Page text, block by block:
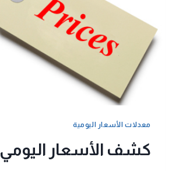
معدلات الأسعار اليومية
كشف الأسعار اليومي